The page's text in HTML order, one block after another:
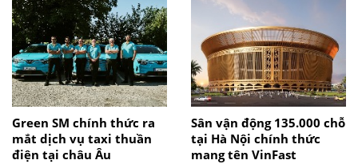
Green SM chính thức ra
mắt dịch vụ taxi thuần
điện tại châu Âu
Sân vận động 135.000 chỗ
tại Hà Nội chính thức
mang tên VinFast